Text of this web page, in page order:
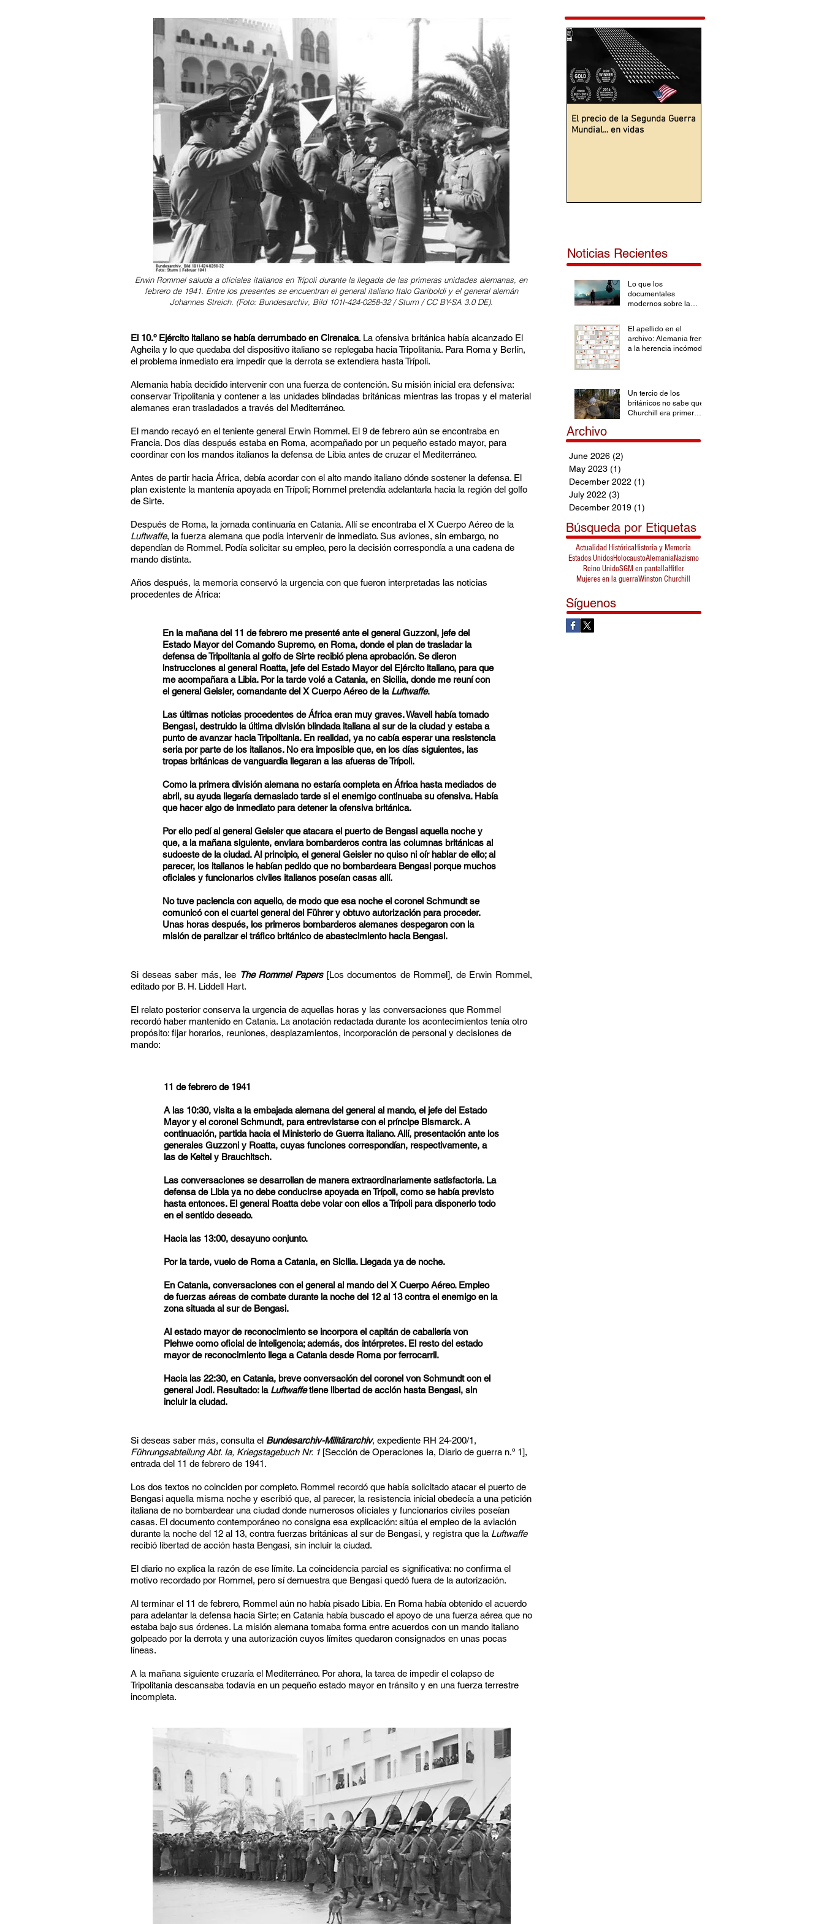
Erwin Rommel saluda a oficiales italianos en Trípoli durante la llegada de las primeras unidades alemanas, en
febrero de 1941. Entre los presentes se encuentran el general italiano Italo Gariboldi y el general alemán
Johannes Streich. (Foto: Bundesarchiv, Bild 101I-424-0258-32 / Sturm / CC BY-SA 3.0 DE).
El 10.º Ejército italiano se había derrumbado en Cirenaica. La ofensiva británica había alcanzado El
Agheila y lo que quedaba del dispositivo italiano se replegaba hacia Tripolitania. Para Roma y Berlín,
el problema inmediato era impedir que la derrota se extendiera hasta Trípoli.
Alemania había decidido intervenir con una fuerza de contención. Su misión inicial era defensiva:
conservar Tripolitania y contener a las unidades blindadas británicas mientras las tropas y el material
alemanes eran trasladados a través del Mediterráneo.
El mando recayó en el teniente general Erwin Rommel. El 9 de febrero aún se encontraba en
Francia. Dos días después estaba en Roma, acompañado por un pequeño estado mayor, para
coordinar con los mandos italianos la defensa de Libia antes de cruzar el Mediterráneo.
Antes de partir hacia África, debía acordar con el alto mando italiano dónde sostener la defensa. El
plan existente la mantenía apoyada en Trípoli; Rommel pretendía adelantarla hacia la región del golfo
de Sirte.
Después de Roma, la jornada continuaría en Catania. Allí se encontraba el X Cuerpo Aéreo de la
Luftwaffe, la fuerza alemana que podía intervenir de inmediato. Sus aviones, sin embargo, no
dependían de Rommel. Podía solicitar su empleo, pero la decisión correspondía a una cadena de
mando distinta.
Años después, la memoria conservó la urgencia con que fueron interpretadas las noticias
procedentes de África:
En la mañana del 11 de febrero me presenté ante el general Guzzoni, jefe del
Estado Mayor del Comando Supremo, en Roma, donde el plan de trasladar la
defensa de Tripolitania al golfo de Sirte recibió plena aprobación. Se dieron
instrucciones al general Roatta, jefe del Estado Mayor del Ejército italiano, para que
me acompañara a Libia. Por la tarde volé a Catania, en Sicilia, donde me reuní con
el general Geisler, comandante del X Cuerpo Aéreo de la Luftwaffe.
Las últimas noticias procedentes de África eran muy graves. Wavell había tomado
Bengasi, destruido la última división blindada italiana al sur de la ciudad y estaba a
punto de avanzar hacia Tripolitania. En realidad, ya no cabía esperar una resistencia
seria por parte de los italianos. No era imposible que, en los días siguientes, las
tropas británicas de vanguardia llegaran a las afueras de Trípoli.
Como la primera división alemana no estaría completa en África hasta mediados de
abril, su ayuda llegaría demasiado tarde si el enemigo continuaba su ofensiva. Había
que hacer algo de inmediato para detener la ofensiva británica.
Por ello pedí al general Geisler que atacara el puerto de Bengasi aquella noche y
que, a la mañana siguiente, enviara bombarderos contra las columnas británicas al
sudoeste de la ciudad. Al principio, el general Geisler no quiso ni oír hablar de ello; al
parecer, los italianos le habían pedido que no bombardeara Bengasi porque muchos
oficiales y funcionarios civiles italianos poseían casas allí.
No tuve paciencia con aquello, de modo que esa noche el coronel Schmundt se
comunicó con el cuartel general del Führer y obtuvo autorización para proceder.
Unas horas después, los primeros bombarderos alemanes despegaron con la
misión de paralizar el tráfico británico de abastecimiento hacia Bengasi.
Si deseas saber más, lee The Rommel Papers[Los documentos de Rommel], de Erwin Rommel,
editado por B. H. Liddell Hart.
El relato posterior conserva la urgencia de aquellas horas y las conversaciones que Rommel
recordó haber mantenido en Catania. La anotación redactada durante los acontecimientos tenía otro
propósito: fijar horarios, reuniones, desplazamientos, incorporación de personal y decisiones de
mando:
11 de febrero de 1941
A las 10:30, visita a la embajada alemana del general al mando, el jefe del Estado
Mayor y el coronel Schmundt, para entrevistarse con el príncipe Bismarck. A
continuación, partida hacia el Ministerio de Guerra italiano. Allí, presentación ante los
generales Guzzoni y Roatta, cuyas funciones correspondían, respectivamente, a
las de Keitel y Brauchitsch.
Las conversaciones se desarrollan de manera extraordinariamente satisfactoria. La
defensa de Libia ya no debe conducirse apoyada en Trípoli, como se había previsto
hasta entonces. El general Roatta debe volar con ellos a Trípoli para disponerlo todo
en el sentido deseado.
Hacia las 13:00, desayuno conjunto.
Por la tarde, vuelo de Roma a Catania, en Sicilia. Llegada ya de noche.
En Catania, conversaciones con el general al mando del X Cuerpo Aéreo. Empleo
de fuerzas aéreas de combate durante la noche del 12 al 13 contra el enemigo en la
zona situada al sur de Bengasi.
Al estado mayor de reconocimiento se incorpora el capitán de caballería von
Plehwe como oficial de inteligencia; además, dos intérpretes. El resto del estado
mayor de reconocimiento llega a Catania desde Roma por ferrocarril.
Hacia las 22:30, en Catania, breve conversación del coronel von Schmundt con el
general Jodl. Resultado: la Luftwaffetiene libertad de acción hasta Bengasi, sin
incluir la ciudad.
Si deseas saber más, consulta el Bundesarchiv-Militärarchiv, expediente RH 24-200/1,
Führungsabteilung Abt. Ia, Kriegstagebuch Nr. 1 [Sección de Operaciones Ia, Diario de guerra n.º 1],
entrada del 11 de febrero de 1941.
Los dos textos no coinciden por completo. Rommel recordó que había solicitado atacar el puerto de
Bengasi aquella misma noche y escribió que, al parecer, la resistencia inicial obedecía a una petición
italiana de no bombardear una ciudad donde numerosos oficiales y funcionarios civiles poseían
casas. El documento contemporáneo no consigna esa explicación: sitúa el empleo de la aviación
durante la noche del 12 al 13, contra fuerzas británicas al sur de Bengasi, y registra que la Luftwaffe
recibió libertad de acción hasta Bengasi, sin incluir la ciudad.
El diario no explica la razón de ese límite. La coincidencia parcial es significativa: no confirma el
motivo recordado por Rommel, pero sí demuestra que Bengasi quedó fuera de la autorización.
Al terminar el 11 de febrero, Rommel aún no había pisado Libia. En Roma había obtenido el acuerdo
para adelantar la defensa hacia Sirte; en Catania había buscado el apoyo de una fuerza aérea que no
estaba bajo sus órdenes. La misión alemana tomaba forma entre acuerdos con un mando italiano
golpeado por la derrota y una autorización cuyos límites quedaron consignados en unas pocas
líneas.
A la mañana siguiente cruzaría el Mediterráneo. Por ahora, la tarea de impedir el colapso de
Tripolitania descansaba todavía en un pequeño estado mayor en tránsito y en una fuerza terrestre
incompleta.
El precio de la Segunda Guerra
Mundial... en vidas
Noticias Recientes
Lo que los
documentales
modernos sobre la
El apellido en el
archivo: Alemania frente
a la herencia incómoda
Un tercio de los
británicos no sabe que
Churchill era primer
Archivo
June 2026 (2)
May 2023 (1)
December 2022 (1)
July 2022 (3)
December 2019 (1)
Búsqueda por Etiquetas
Actualidad HistóricaHistoria y Memoria
Estados UnidosHolocaustoAlemaniaNazismo
Reino UnidoSGM en pantallaHitler
Mujeres en la guerraWinston Churchill
Síguenos